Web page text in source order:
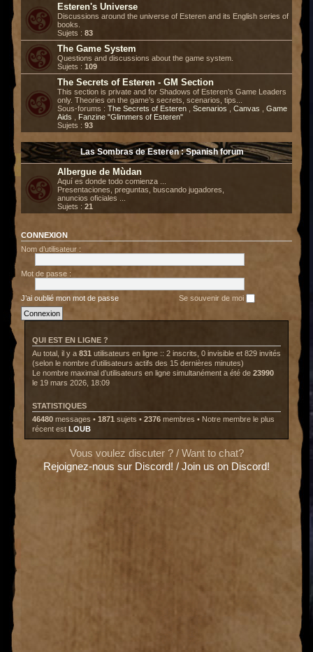
Esteren's Universe
Discussions around the universe of Esteren and its English series of
books.
Sujets : 83
The Game System
Questions and discussions about the game system.
Sujets : 109
The Secrets of Esteren - GM Section
This section is private and for Shadows of Esteren’s Game Leaders
only. Theories on the game’s secrets, scenarios, tips...
Sous-forums : The Secrets of Esteren Scenarios Canvas
Game
Aids
Fanzine "Glimmers of Esteren"
Sujets : 93
Las Sombras de Esteren : Spanish forum
Albergue de Mùdan
Aquí es donde todo comienza ...
Presentaciones, preguntas, buscando jugadores,
anuncios oficiales ...
Sujets : 21
CONNEXION
Nom d’utilisateur :
Mot de passe :
J’ai oublié mon mot de passe Se souvenir de moi
QUI EST EN LIGNE ?
Au total, il y a 831 utilisateurs en ligne :: 2 inscrits, 0 invisible et 829 invités
(selon le nombre d’utilisateurs actifs des 15 dernières minutes)
Le nombre maximal d’utilisateurs en ligne simultanément a été de 23990
le 19 mars 2026, 18:09
STATISTIQUES
46480 messages • 1871 sujets • 2376 membres • Notre membre le plus
récent est LOUB
Vous voulez discuter ? / Want to chat?
Rejoignez-nous sur Discord! / Join us on Discord!